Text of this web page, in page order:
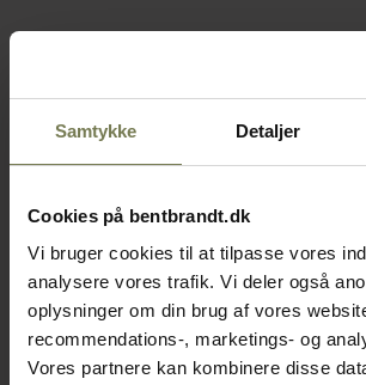
Samtykke Detaljer
Cookies på bentbrandt.dk
Vi bruger cookies til at tilpasse vores
analysere vores trafik. Vi deler også
oplysninger om din brug af vores
recommendations-, marketings- og
Vores partnere kan kombinere disse